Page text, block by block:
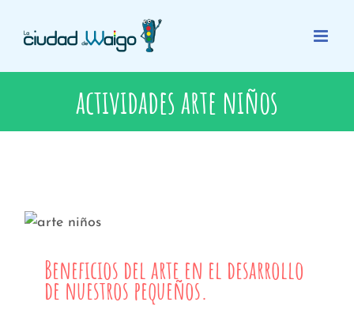
actividades arte niños
Beneficios del arte en el desarrollo de
Beneficios del arte en el desarrollo
de nuestros pequeños.